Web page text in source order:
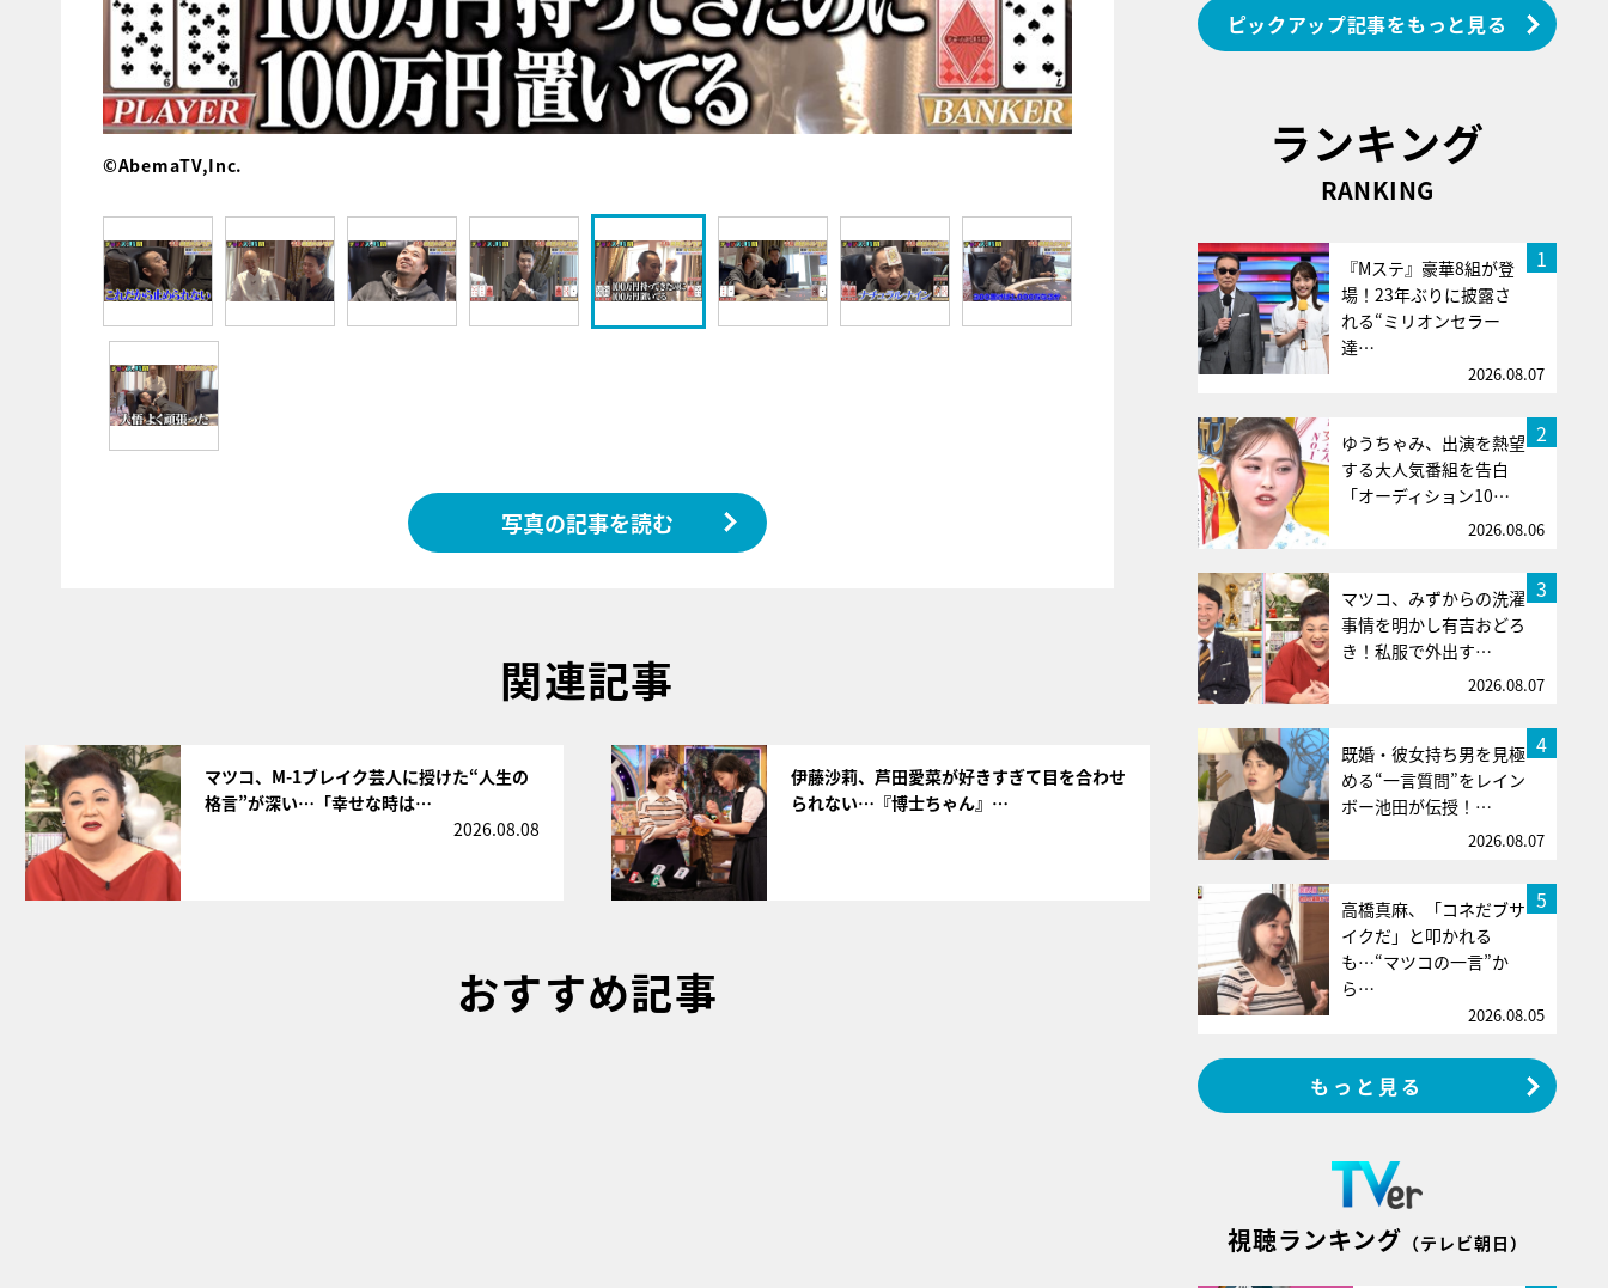
©AbemaTV,Inc.
写真の記事を読む
関連記事
マツコ、M-1ブレイク芸人に授けた“人生の
格言”が深い…「幸せな時は…
2026.08.08
伊藤沙莉、芦田愛菜が好きすぎて目を合わせ
られない…『博士ちゃん』…
おすすめ記事
ピックアップ記事をもっと見る
ランキング
RANKING
1
『Mステ』豪華8組が登
場！23年ぶりに披露さ
れる“ミリオンセラー
達…
2026.08.07
2
ゆうちゃみ、出演を熱望
する大人気番組を告白
「オーディション10…
2026.08.06
3
マツコ、みずからの洗濯
事情を明かし有吉おどろ
き！私服で外出す…
2026.08.07
4
既婚・彼女持ち男を見極
める“一言質問”をレイン
ボー池田が伝授！…
2026.08.07
5
高橋真麻、「コネだブサ
イクだ」と叩かれる
も…“マツコの一言”か
ら…
2026.08.05
もっと見る
視聴ランキング （テレビ朝日）